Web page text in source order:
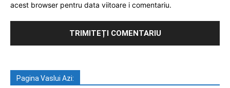
acest browser pentru data viitoare i comentariu.
Pagina Vaslui Azi: